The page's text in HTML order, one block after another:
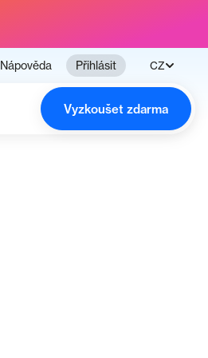
Nápověda Přihlásit CZ
Vyzkoušet zdarma